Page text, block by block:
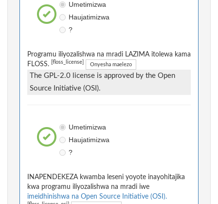
Umetimizwa
Haujatimizwa
?
Programu iliyozalishwa na mradi LAZIMA itolewa kama
FLOSS.
[floss_license] Onyesha maelezo
The GPL-2.0 license is approved by the Open
Source Initiative (OSI).
Umetimizwa
Haujatimizwa
?
INAPENDEKEZA kwamba leseni yoyote inayohitajika
kwa programu iliyozalishwa na mradi iwe
imeidhinishwa na Open Source Initiative (OSI).